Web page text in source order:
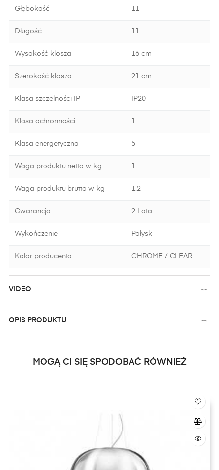
Głębokość 11
Długość 11
Wysokość klosza 16 cm
Szerokość klosza 21 cm
Klasa szczelności IP IP20
Klasa ochronności 1
Klasa energetyczna 5
Waga produktu netto w kg 1
Waga produktu brutto w kg 1.2
Gwarancja 2 Lata
Wykończenie Połysk
Kolor producenta CHROME / CLEAR
VIDEO
OPIS PRODUKTU
MOGĄ CI SIĘ SPODOBAĆ RÓWNIEŻ